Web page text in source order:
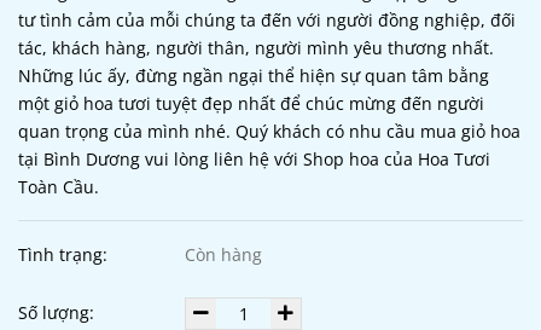
tư tình cảm của mỗi chúng ta đến với người đồng nghiệp, đối
tác, khách hàng, người thân, người mình yêu thương nhất.
Những lúc ấy, đừng ngần ngại thể hiện sự quan tâm bằng
một giỏ hoa tươi tuyệt đẹp nhất để chúc mừng đến người
quan trọng của mình nhé. Quý khách có nhu cầu mua giỏ hoa
tại Bình Dương vui lòng liên hệ với Shop hoa của Hoa Tươi
Toàn Cầu.
Tình trạng: Còn hàng
Số lượng: